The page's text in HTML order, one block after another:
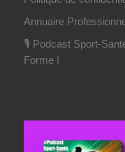
Annuaire
🎙️ Podcast Sport-
Forme !